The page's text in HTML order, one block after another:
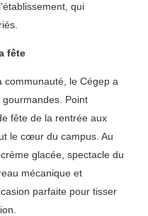
qui
fête
communauté, le Cégep a
Point
fête de la rentrée aux
le cœur du campus. Au
glacée, spectacle du
mécanique et
parfaite pour tisser